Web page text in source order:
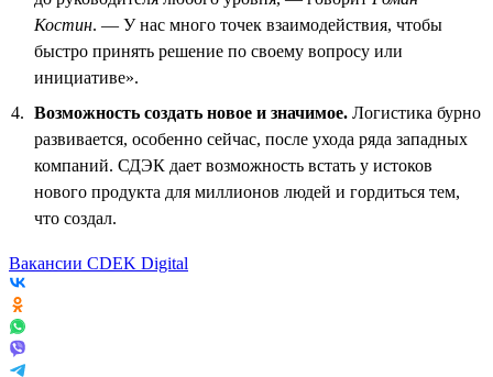
Костин. — У нас много точек взаимодействия, чтобы
быстро принять решение по своему вопросу или
инициативе».
Возможность создать новое и значимое. Логистика бурно
развивается, особенно сейчас, после ухода ряда западных
компаний. СДЭК дает возможность встать у истоков
нового продукта для миллионов людей и гордиться тем,
что создал.
Вакансии CDEK Digital